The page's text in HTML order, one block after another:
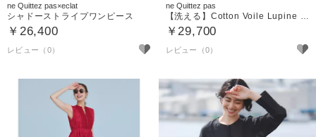
ne Quittez pas×eclat
シャドーストライプワンピース
￥26,400
ne Quittez pas
【洗える】Cotton Voile Lupine Cifre Pants
￥29,700